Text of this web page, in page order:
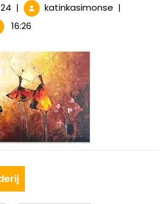
25
december
2024
| katinkasimonse Kunstzinnig
|
16:26